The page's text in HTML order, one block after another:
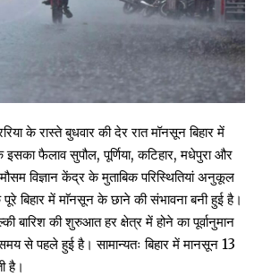
के रास्ते बुधवार की देर रात मॉनसून बिहार में
फैलाव सुपौल, पूर्णिया, कटिहार, मधेपुरा और
विज्ञान केंद्र के मुताबिक परिस्थितियां अनुकूल
बिहार में माॅनसून के छाने की संभावना बनी हुई है।
बारिश की शुरुआत हर क्षेत्र में होने का पूर्वानुमान
से पहले हुई है। सामान्यतः बिहार में मानसून 13
है।